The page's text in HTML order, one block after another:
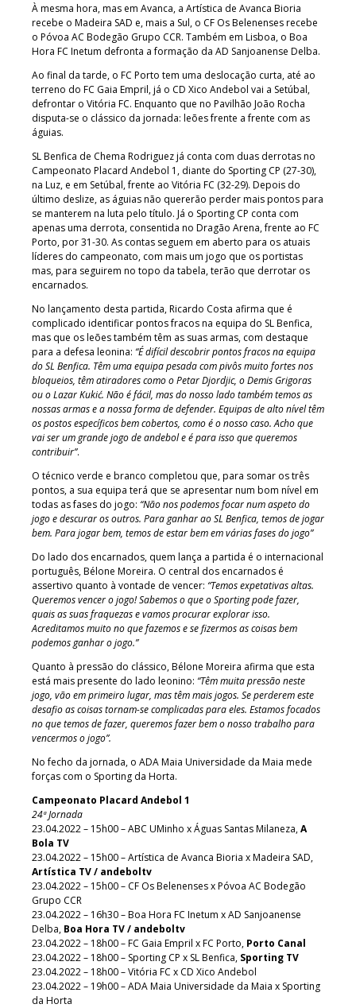
À mesma hora, mas em Avanca, a Artística de Avanca Bioria
recebe o Madeira SAD e, mais a Sul, o CF Os Belenenses recebe
o Póvoa AC Bodegão Grupo CCR. Também em Lisboa, o Boa
Hora FC Inetum defronta a formação da AD Sanjoanense Delba.
Ao final da tarde, o FC Porto tem uma deslocação curta, até ao
terreno do FC Gaia Empril, já o CD Xico Andebol vai a Setúbal,
defrontar o Vitória FC. Enquanto que no Pavilhão João Rocha
disputa-se o clássico da jornada: leões frente a frente com as
águias.
SL Benfica de Chema Rodriguez já conta com duas derrotas no
Campeonato Placard Andebol 1, diante do Sporting CP (27-30),
na Luz, e em Setúbal, frente ao Vitória FC (32-29). Depois do
último deslize, as águias não quererão perder mais pontos para
se manterem na luta pelo título. Já o Sporting CP conta com
apenas uma derrota, consentida no Dragão Arena, frente ao FC
Porto, por 31-30. As contas seguem em aberto para os atuais
líderes do campeonato, com mais um jogo que os portistas
mas, para seguirem no topo da tabela, terão que derrotar os
encarnados.
No lançamento desta partida, Ricardo Costa afirma que é
complicado identificar pontos fracos na equipa do SL Benfica,
mas que os leões também têm as suas armas, com destaque
para a defesa leonina: “É difícil descobrir pontos fracos na equipa
do SL Benfica. Têm uma equipa pesada com pivôs muito fortes nos
bloqueios, têm atiradores como o Petar Djordjic, o Demis Grigoras
ou o Lazar Kukić. Não é fácil, mas do nosso lado também temos as
nossas armas e a nossa forma de defender. Equipas de alto nível têm
os postos específicos bem cobertos, como é o nosso caso. Acho que
vai ser um grande jogo de andebol e é para isso que queremos
contribuir”.
O técnico verde e branco completou que, para somar os três
pontos, a sua equipa terá que se apresentar num bom nível em
todas as fases do jogo: “Não nos podemos focar num aspeto do
jogo e descurar os outros. Para ganhar ao SL Benfica, temos de jogar
bem. Para jogar bem, temos de estar bem em várias fases do jogo”
Do lado dos encarnados, quem lança a partida é o internacional
português, Bélone Moreira. O central dos encarnados é
assertivo quanto à vontade de vencer: “Temos expetativas altas.
Queremos vencer o jogo! Sabemos o que o Sporting pode fazer,
quais as suas fraquezas e vamos procurar explorar isso.
Acreditamos muito no que fazemos e se fizermos as coisas bem
podemos ganhar o jogo.”
Quanto à pressão do clássico, Bélone Moreira afirma que esta
está mais presente do lado leonino: “Têm muita pressão neste
jogo, vão em primeiro lugar, mas têm mais jogos. Se perderem este
desafio as coisas tornam-se complicadas para eles. Estamos focados
no que temos de fazer, queremos fazer bem o nosso trabalho para
vencermos o jogo”.
No fecho da jornada, o ADA Maia Universidade da Maia mede
forças com o Sporting da Horta.
Campeonato Placard Andebol 1
24ª Jornada
23.04.2022 – 15h00 – ABC UMinho x Águas Santas Milaneza,A
Bola TV
23.04.2022 – 15h00 – Artística de Avanca Bioria x Madeira SAD,
Artística TV / andeboltv
23.04.2022 – 15h00 – CF Os Belenenses x Póvoa AC Bodegão
Grupo CCR
23.04.2022 – 16h30 – Boa Hora FC Inetum x AD Sanjoanense
Delba, Boa Hora TV / andeboltv
23.04.2022 – 18h00 – FC Gaia Empril x FC Porto, Porto Canal
23.04.2022 – 18h00 – Sporting CP x SL Benfica, Sporting TV
23.04.2022 – 18h00 – Vitória FC x CD Xico Andebol
23.04.2022 – 19h00 – ADA Maia Universidade da Maia x Sporting
da Horta